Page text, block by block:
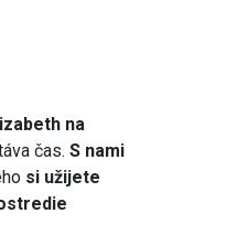
na
čas.S nami
si užijete